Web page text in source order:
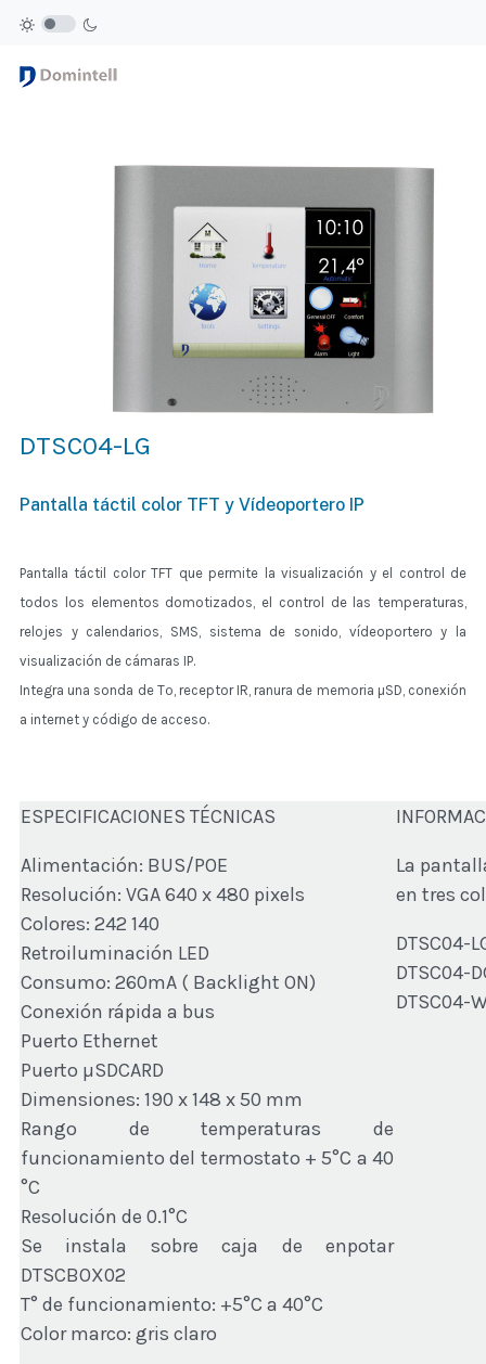
DTSC04-LG
Pantalla táctil color TFT y Vídeoportero IP
Pantalla táctil color TFT que permite la visualización y el control de
todos los elementos domotizados, el control de las temperaturas,
relojes y calendarios, SMS, sistema de sonido, vídeoportero y la
visualización de cámaras IP.
Integra una sonda de Tº, receptor IR, ranura de memoria µSD, conexión
a internet y código de acceso.
ESPECIFICACIONES TÉCNICAS
Alimentación: BUS/POE
Resolución: VGA 640 x 480 pixels
Colores: 242 140
Retroiluminación LED
Consumo: 260mA ( Backlight ON)
Conexión rápida a bus
Puerto Ethernet
Puerto µSDCARD
Dimensiones: 190 x 148 x 50 mm
Rango de temperaturas de
funcionamiento del termostato + 5°C a 40
°C
Resolución de 0.1°C
Se instala sobre caja de enpotar
DTSCBOX02
T° de funcionamiento: +5°C a 40°C
Color marco: gris claro
La
en tres
DTSC04-
DTSC04-
DTSC04-